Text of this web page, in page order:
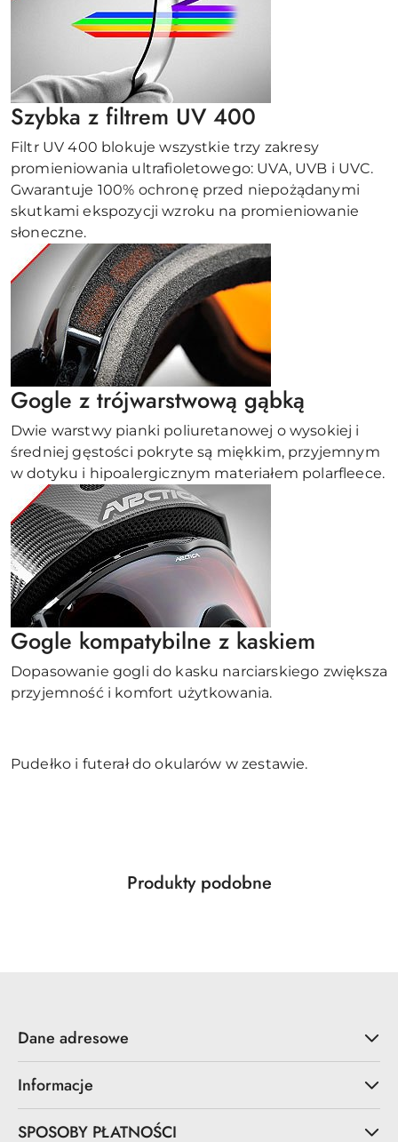
Szybka z filtrem UV 400
Filtr UV 400 blokuje wszystkie trzy zakresy
promieniowania ultrafioletowego: UVA, UVB i UVC.
Gwarantuje 100% ochronę przed niepożądanymi
skutkami ekspozycji wzroku na promieniowanie
słoneczne.
Gogle z trójwarstwową gąbką
Dwie warstwy pianki poliuretanowej o wysokiej i
średniej gęstości pokryte są miękkim, przyjemnym
w dotyku i hipoalergicznym materiałem polarfleece.
Gogle kompatybilne z kaskiem
Dopasowanie gogli do kasku narciarskiego zwiększa
przyjemność i komfort użytkowania.
Pudełko i futerał do okularów w zestawie.
Pomiń karuzelę produktów
Produkty
Produkty podobne
Dane adresowe
Informacje
SPOSOBY PŁATNOŚCI